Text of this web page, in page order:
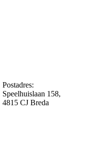
Postadres:
Speelhuislaan 158,
4815 CJ Breda